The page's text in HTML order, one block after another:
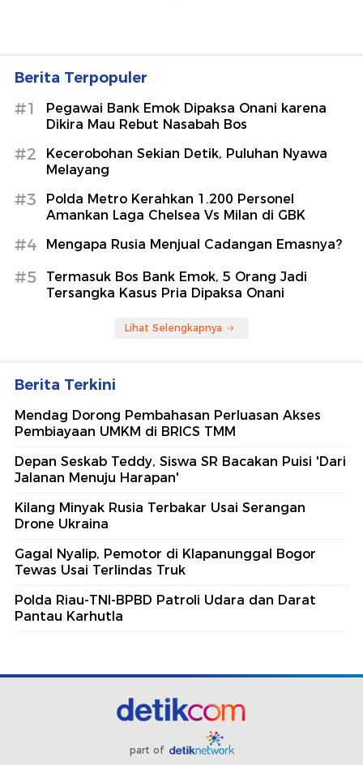
Berita Terpopuler
#1
Pegawai Bank Emok Dipaksa Onani karena
Dikira Mau Rebut Nasabah Bos
#2
Kecerobohan Sekian Detik, Puluhan Nyawa
Melayang
#3
Polda Metro Kerahkan 1.200 Personel
Amankan Laga Chelsea Vs Milan di GBK
#4 Mengapa Rusia Menjual Cadangan Emasnya?
#5
Termasuk Bos Bank Emok, 5 Orang Jadi
Tersangka Kasus Pria Dipaksa Onani
Lihat Selengkapnya
Berita Terkini
Mendag Dorong Pembahasan Perluasan Akses
Pembiayaan UMKM di BRICS TMM
Depan Seskab Teddy, Siswa SR Bacakan Puisi 'Dari
Jalanan Menuju Harapan'
Kilang Minyak Rusia Terbakar Usai Serangan
Drone Ukraina
Gagal Nyalip, Pemotor di Klapanunggal Bogor
Tewas Usai Terlindas Truk
Polda Riau-TNI-BPBD Patroli Udara dan Darat
Pantau Karhutla
part of